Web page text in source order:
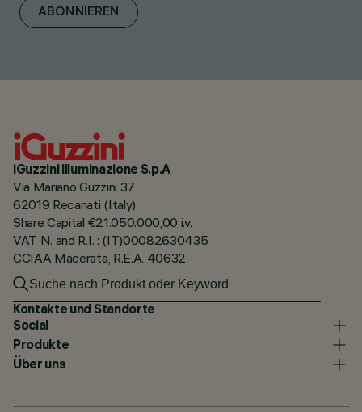
ABONNIEREN
iGuzzini illuminazione S.p.A
Via Mariano Guzzini 37
62019 Recanati (Italy)
Share Capital €21.050.000,00 i.v.
VAT N. and R.I. : (IT)00082630435
CCIAA Macerata, R.E.A. 40632
Kontakte und Standorte
Social
Produkte
Über uns